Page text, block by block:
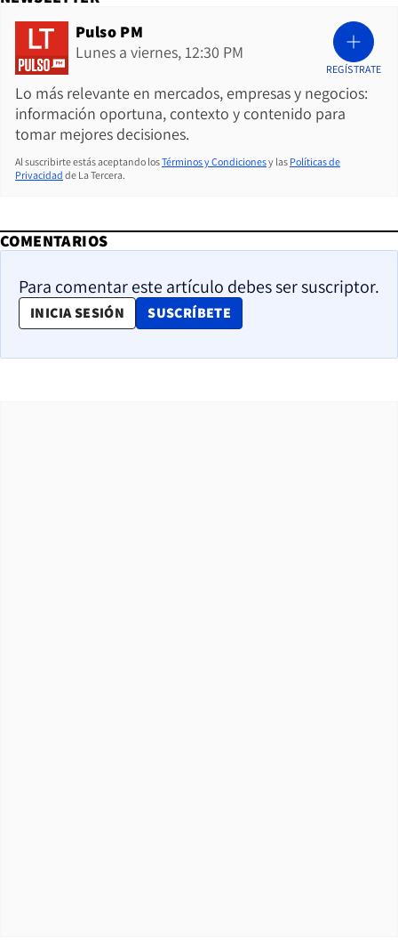
Pulso PM
Lunes a viernes, 12:30 PM
Lo más relevante en mercados, empresas y negocios:
información oportuna, contexto y contenido para
tomar mejores decisiones.
REGÍSTRATE
Al suscribirte estás aceptando losTérminos y Condicionesy las Políticas de
Privacidad de La Tercera.
COMENTARIOS
Para comentar este artículo debes ser suscriptor.
INICIA SESIÓN SUSCRÍBETE
OPENS IN NEW WINDOW